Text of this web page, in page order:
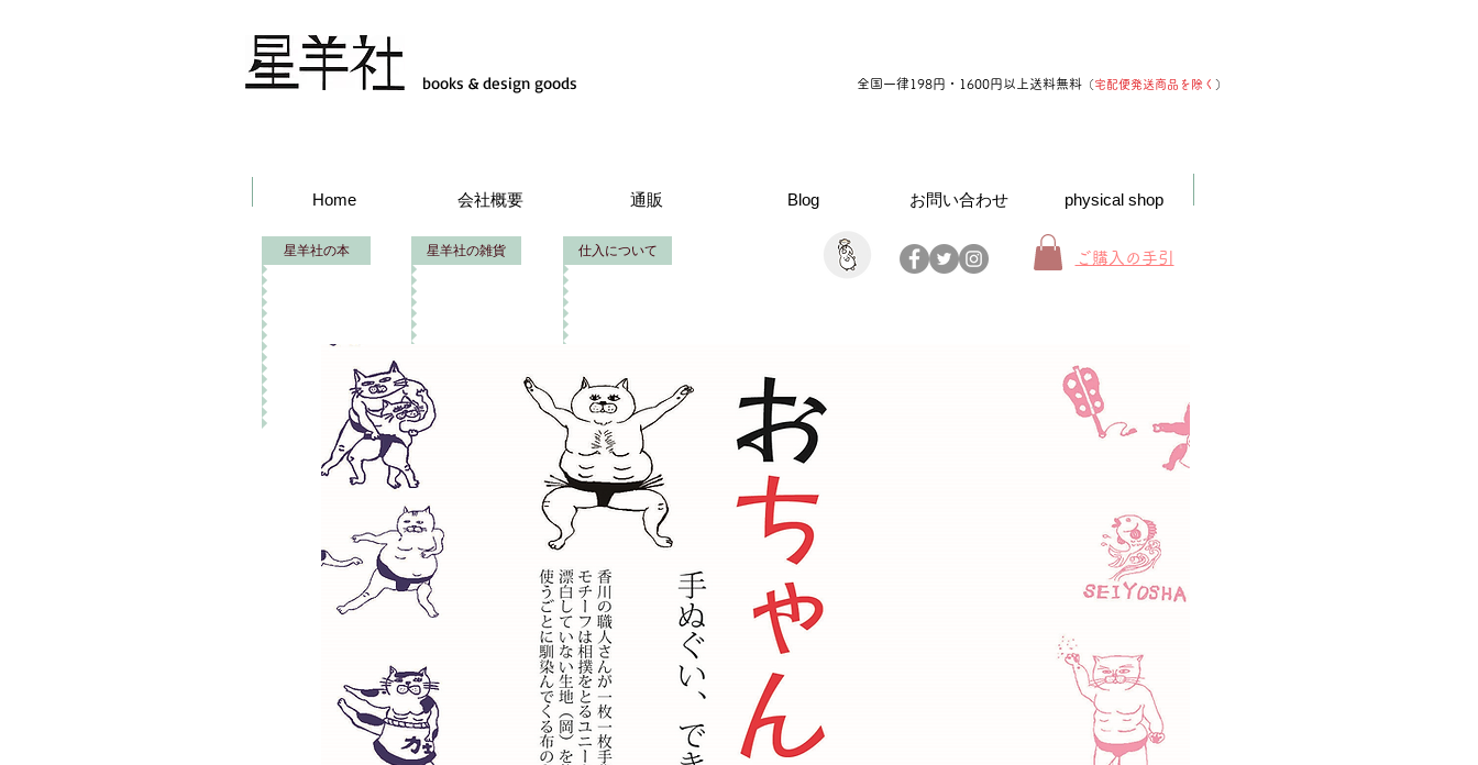
books & design goods 全国一律198円・1600円以上送料無料 （宅配便発送商品を除く ）
Home 会社概要 通販 Blog お問い合わせ physical shop
星羊社の本 星羊社の雑貨 仕入について ご購入の手引